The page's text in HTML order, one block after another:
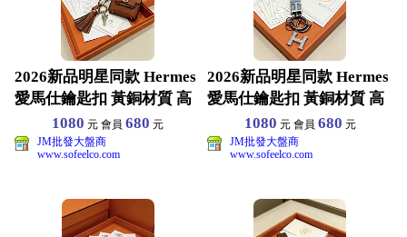
2026新品明星同款 Hermes
愛馬仕鑰匙扣 黃銅材質 高
端品質 包
1080 元 會員680 元
JM批發大盤商
www.sofeelco.com
2026新品明星同款 Hermes
愛馬仕鑰匙扣 黃銅材質 高
端品質 包
1080 元 會員 680 元
JM批發大盤商
www.sofeelco.com